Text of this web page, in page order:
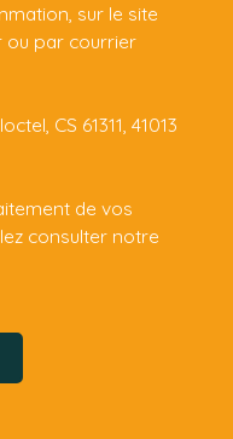
sur le site
ou par courrier
CS 61311, 41013
de vos
consulter notre